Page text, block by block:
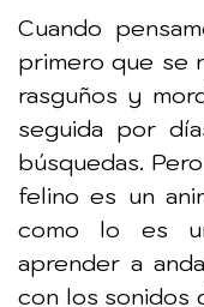
Cuando
primero que se
rasguños y
seguida por
búsquedas.
felino es un
como lo es
aprender a
con los sonidos